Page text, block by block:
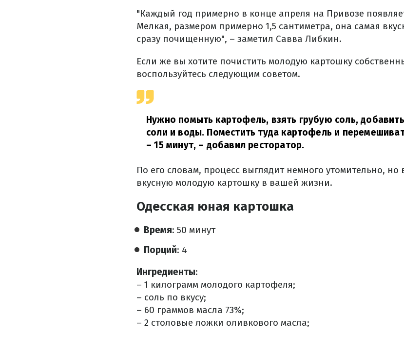
"Каждый год примерно в конце апреля на Привозе
Мелкая, размером примерно 1,5 сантиметра, она самая
сразу почищенную", – заметил Савва Либкин.
Если же вы хотите почистить молодую картошку
воспользуйтесь следующим советом.
Нужно помыть картофель, взять грубую соль,
соли и воды. Поместить туда картофель и
– 15 минут, – добавил ресторатор.
По его словам, процесс выглядит немного утомительно,
вкусную молодую картошку в вашей жизни.
Одесская юная картошка
Время: 50 минут
Порций: 4
Ингредиенты:
– 1 килограмм молодого картофеля;
– соль по вкусу;
– 60 граммов масла 73%;
– 2 столовые ложки оливкового масла;